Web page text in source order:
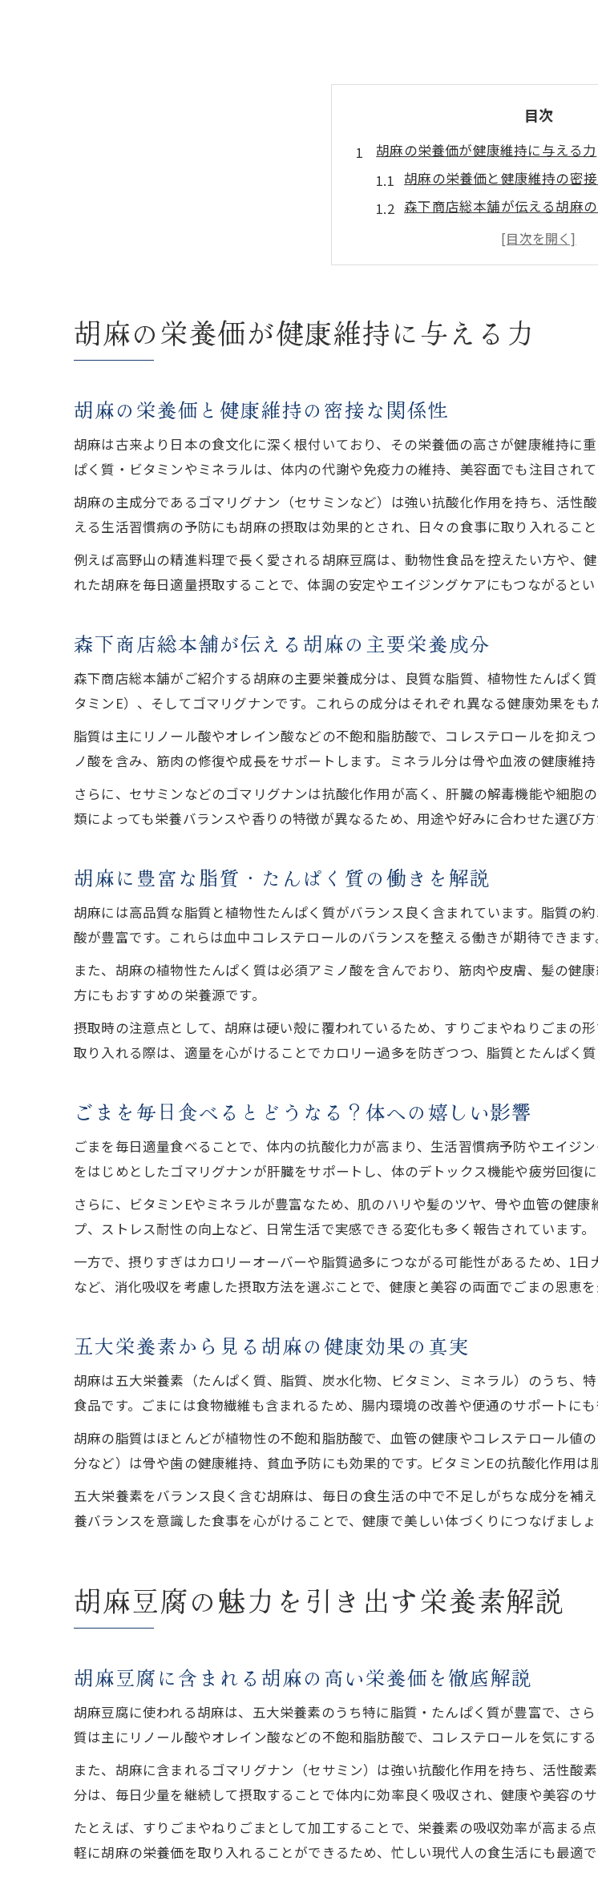
目次
胡麻の栄養価が健康維持に与える力
胡麻の栄養価と健康維持の密
森下商店総本舗が伝える胡麻
胡麻に豊富な脂質・たんぱく
ごまを毎日食べるとどうなる
胡麻豆腐の魅力を引き出す栄養素解
胡麻豆腐に含まれる胡麻の高い
胡麻豆腐のたんぱく質と脂質の
胡麻豆腐で摂れる胡麻のビタ
高野山の伝統が証明する胡麻
胡麻豆腐を日々の美容習慣に
黒ごまと白ごまの栄養比較で見えた
黒ごまと白ごまの栄養価を徹
胡麻の種類別に異なる健康・美
黒ごま・白ごまの成分表から
森下商店総本舗が推す胡麻選
黒ごま・白ごまの脂質とたん
毎日のごま摂取で変わる体の調子
胡麻・胡麻豆腐を続けることで
ごまを毎日食べるとどうなる
森下商店総本舗おすすめ胡麻の
高野山伝統食に学ぶごまの継
胡麻に含まれるセサミンの抗
胡麻の抗酸化成分が老化予防
胡麻豆腐で上手に摂るセサミン
胡麻の栄養価が健康維持に与える力
胡麻の栄養価と健康維持の密接な関係性
胡麻は古来より日本の食文化に深く根付いており、その栄養価の高さが健康維持に
ぱく質・ビタミンやミネラルは、体内の代謝や免疫力の維持、美容面でも注目されて
胡麻の主成分であるゴマリグナン（セサミンなど）は強い抗酸化作用を持ち、活性
える生活習慣病の予防にも胡麻の摂取は効果的とされ、日々の食事に取り入れるこ
例えば高野山の精進料理で長く愛される胡麻豆腐は、動物性食品を控えたい方や、
れた胡麻を毎日適量摂取することで、体調の安定やエイジングケアにもつながるとい
森下商店総本舗が伝える胡麻の主要栄養成分
森下商店総本舗がご紹介する胡麻の主要栄養成分は、良質な脂質、植物性たんぱく
タミンE）、そしてゴマリグナンです。これらの成分はそれぞれ異なる健康効果をも
脂質は主にリノール酸やオレイン酸などの不飽和脂肪酸で、コレステロールを抑え
ノ酸を含み、筋肉の修復や成長をサポートします。ミネラル分は骨や血液の健康維持
さらに、セサミンなどのゴマリグナンは抗酸化作用が高く、肝臓の解毒機能や細胞
類によっても栄養バランスや香りの特徴が異なるため、用途や好みに合わせた選び方
胡麻に豊富な脂質・たんぱく質の働きを解説
胡麻には高品質な脂質と植物性たんぱく質がバランス良く含まれています。脂質の
酸が豊富です。これらは血中コレステロールのバランスを整える働きが期待できます
また、胡麻の植物性たんぱく質は必須アミノ酸を含んでおり、筋肉や皮膚、髪の健
方にもおすすめの栄養源です。
摂取時の注意点として、胡麻は硬い殻に覆われているため、すりごまやねりごまの
取り入れる際は、適量を心がけることでカロリー過多を防ぎつつ、脂質とたんぱく
ごまを毎日食べるとどうなる？体への嬉しい影響
ごまを毎日適量食べることで、体内の抗酸化力が高まり、生活習慣病予防やエイジ
をはじめとしたゴマリグナンが肝臓をサポートし、体のデトックス機能や疲労回復に
さらに、ビタミンEやミネラルが豊富なため、肌のハリや髪のツヤ、骨や血管の健
プ、ストレス耐性の向上など、日常生活で実感できる変化も多く報告されています。
一方で、摂りすぎはカロリーオーバーや脂質過多につながる可能性があるため、1
など、消化吸収を考慮した摂取方法を選ぶことで、健康と美容の両面でごまの恩恵を
五大栄養素から見る胡麻の健康効果の真実
胡麻は五大栄養素（たんぱく質、脂質、炭水化物、ビタミン、ミネラル）のうち、
食品です。ごまには食物繊維も含まれるため、腸内環境の改善や便通のサポートにも
胡麻の脂質はほとんどが植物性の不飽和脂肪酸で、血管の健康やコレステロール値
分など）は骨や歯の健康維持、貧血予防にも効果的です。ビタミンEの抗酸化作用は
五大栄養素をバランス良く含む胡麻は、毎日の食生活の中で不足しがちな成分を補
養バランスを意識した食事を心がけることで、健康で美しい体づくりにつなげましょ
胡麻豆腐の魅力を引き出す栄養素解説
胡麻豆腐に含まれる胡麻の高い栄養価を徹底解説
胡麻豆腐に使われる胡麻は、五大栄養素のうち特に脂質・たんぱく質が豊富で、さ
質は主にリノール酸やオレイン酸などの不飽和脂肪酸で、コレステロールを気にする
また、胡麻に含まれるゴマリグナン（セサミン）は強い抗酸化作用を持ち、活性酸
分は、毎日少量を継続して摂取することで体内に効率良く吸収され、健康や美容のサ
たとえば、すりごまやねりごまとして加工することで、栄養素の吸収効率が高まる
軽に胡麻の栄養価を取り入れることができるため、忙しい現代人の食生活にも最適で